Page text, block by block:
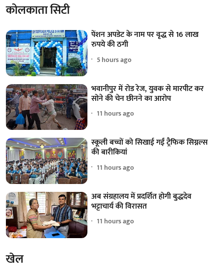
कोलकाता सिटी
पेंशन अपडेट के नाम पर वृद्ध से 16 लाख
रुपये की ठगी
5 hours ago
भवानीपुर में रोड रेज, युवक से मारपीट कर
सोने की चेन छीनने का आरोप
11 hours ago
स्कूली बच्चों को सिखाई गईं ट्रैफिक सिग्नल्स
की बारीकियां
11 hours ago
अब संग्रहालय में प्रदर्शित होगी बुद्धदेव
भट्टाचार्य की विरासत
11 hours ago
खेल